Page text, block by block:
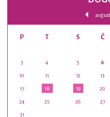
P T S Č
3 4 5 6
10 11 12 13
17 18 19 20
24 25 26 27
31